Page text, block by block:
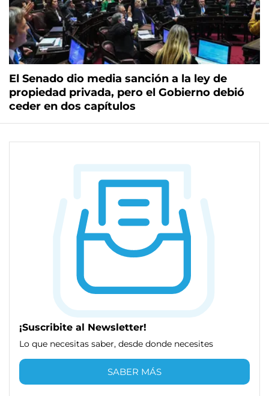
El Senado dio media sanción a la ley de
propiedad privada, pero el Gobierno debió
ceder en dos capítulos
¡Suscribite al Newsletter!
Lo que necesitas saber, desde donde necesites
SABER MÁS